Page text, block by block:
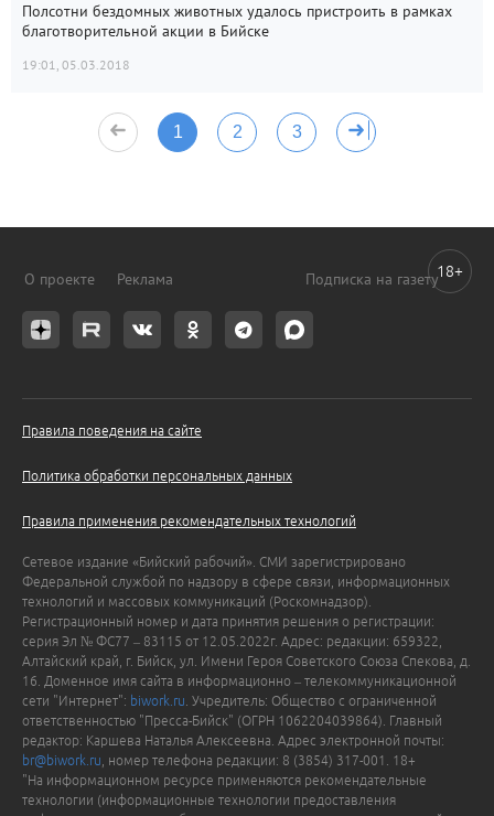
Полсотни бездомных животных удалось пристроить в рамках
благотворительной акции в Бийске
19:01, 05.03.2018
1 2 3
О проекте Реклама Подписка на газету
Правила поведения на сайте
Политика обработки персональных данных
Правила применения рекомендательных технологий
Сетевое издание «Бийский рабочий». СМИ зарегистрировано
Федеральной службой по надзору в сфере связи, информационных
технологий и массовых коммуникаций (Роскомнадзор).
Регистрационный номер и дата принятия решения о регистрации:
серия Эл № ФС77 – 83115 от 12.05.2022г. Адрес: редакции: 659322,
Алтайский край, г. Бийск, ул. Имени Героя Советского Союза Спекова, д.
16. Доменное имя сайта в информационно – телекоммуникационной
сети "Интернет": biwork.ru . Учредитель: Общество с ограниченной
ответственностью "Пресса-Бийск" (ОГРН 1062204039864). Главный
редактор: Каршева Наталья Алексеевна. Адрес электронной почты:
br@biwork.ru , номер телефона редакции: 8 (3854) 317-001. 18+
"На информационном ресурсе применяются рекомендательные
технологии (информационные технологии предоставления
18+